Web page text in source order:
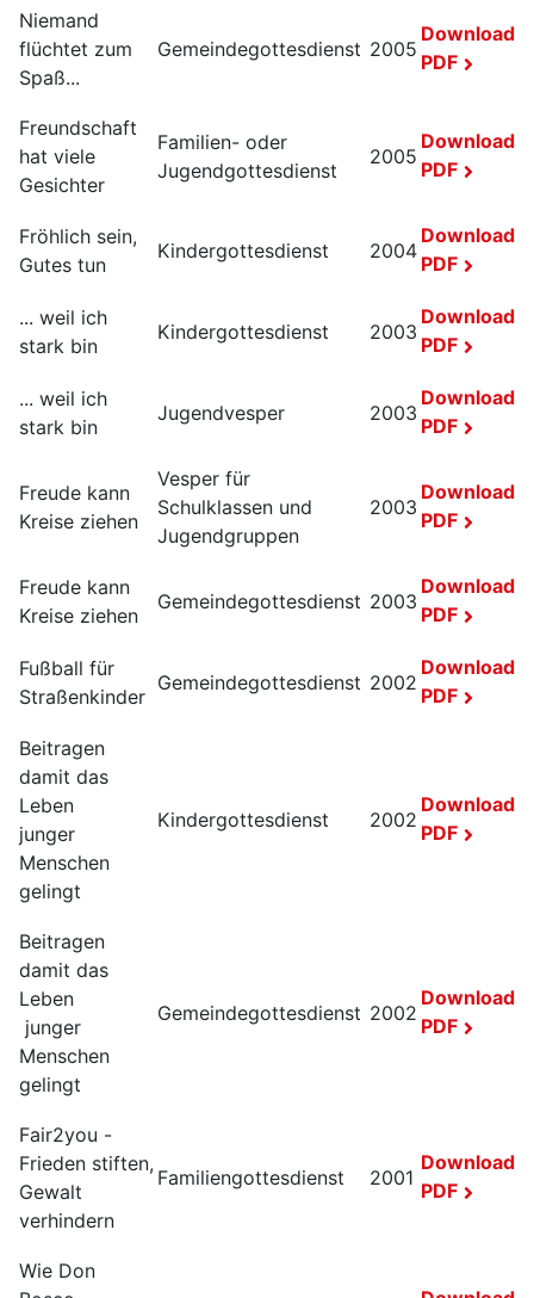
Niemand
flüchtet zum
Spaß...
Gemeindegottesdienst 2005
Download
PDF
Freundschaft
hat viele
Gesichter
Familien- oder
Jugendgottesdienst
2005
Download
PDF
Fröhlich sein,
Gutes tun
Kindergottesdienst 2004
Download
PDF
... weil ich
stark bin
Kindergottesdienst 2003
Download
PDF
... weil ich
stark bin
Jugendvesper 2003
Download
PDF
Freude kann
Kreise ziehen
Vesper für
Schulklassen und
Jugendgruppen
2003
Download
PDF
Freude kann
Kreise ziehen
Gemeindegottesdienst 2003
Download
PDF
Fußball für
Straßenkinder
Gemeindegottesdienst 2002
Download
PDF
Beitragen
damit das
Leben
junger
Menschen
gelingt
Kindergottesdienst 2002
Download
PDF
Beitragen
damit das
Leben
junger
Menschen
gelingt
Gemeindegottesdienst 2002
Download
PDF
Fair2you -
Frieden stiften,
Gewalt
verhindern
Familiengottesdienst 2001
Download
PDF
Wie Don